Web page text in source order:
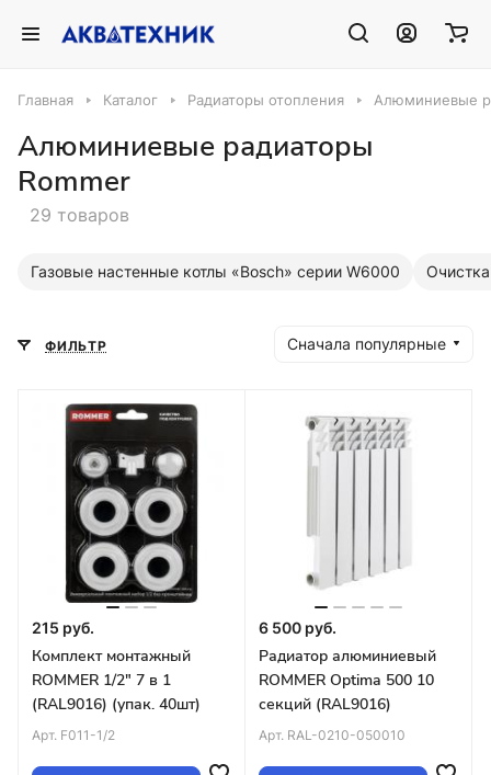
Главная Каталог Радиаторы отопления Алюминиевые
Алюминиевые радиаторы
Rommer
29 товаров
Газовые настенные котлы «Bosch» серии W6000
ФИЛЬТР Сначала популярные
215 руб.
Комплект монтажный
ROMMER 1/2" 7 в 1
(RAL9016) (упак. 40шт)
Арт. F011-1/2
6 500 руб.
Радиатор алюминиевый
ROMMER Optima 500 10
секций (RAL9016)
Арт. RAL-0210-050010